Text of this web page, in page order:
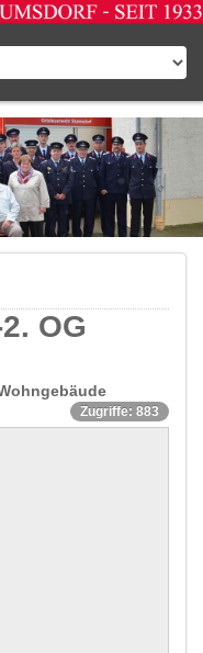
OG
Zugriffe: 883